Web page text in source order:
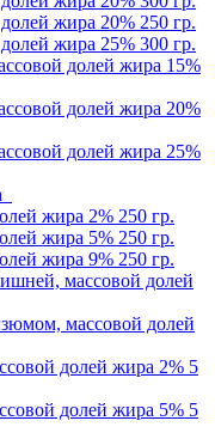
жира 20% 250 гр.
жира 25% 300 гр.
долей жира 15%
долей жира 20%
долей жира 25%
жира 2% 250 гр.
жира 5% 250 гр.
жира 9% 250 гр.
массовой долей
массовой долей
долей жира 2% 5
долей жира 5% 5